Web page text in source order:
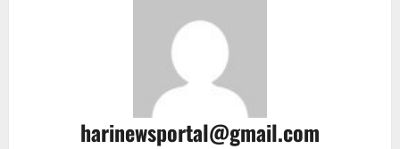
harinewsportal@gmail.com